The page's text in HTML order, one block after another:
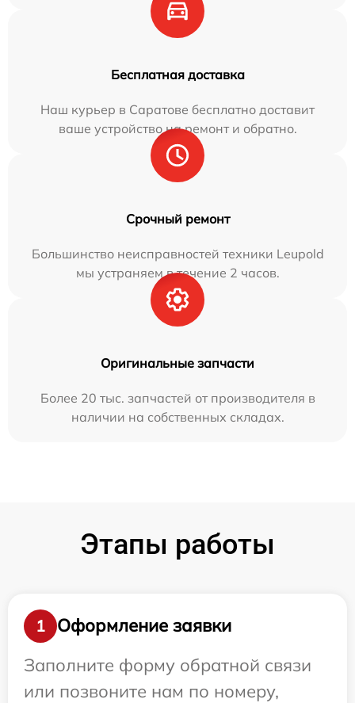
Бесплатная доставка
Наш курьер в Саратове бесплатно доставит
ваше устройство на ремонт и обратно.
Срочный ремонт
Большинство неисправностей техники Leupold
мы устраняем в течение 2 часов.
Оригинальные запчасти
Более 20 тыс. запчастей от производителя в
наличии на собственных складах.
Этапы работы
1
Оформление заявки
Заполните форму обратной связи
или позвоните нам по номеру,